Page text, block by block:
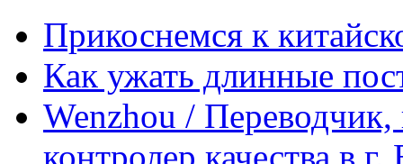
Прикоснемся к
Как ужать длинные
Wenzhou / Переводчик,
контролер качества в